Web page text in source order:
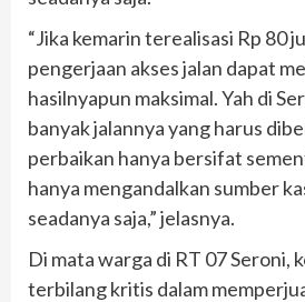
“Jika kemarin terealisasi Rp 80
pengerjaan akses jalan dapat
hasilnyapun maksimal. Yah di
banyak jalannya yang harus
perbaikan hanya bersifat
hanya mengandalkan sumber
seadanya saja,” jelasnya.
Di mata warga di RT 07 Seroni,
terbilang kritis dalam